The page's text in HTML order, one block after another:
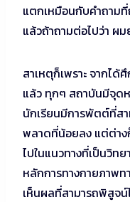
แตกเหมือนกับคำถามที่
แล้วถ้าถามต่อไปว่า ผ
สาเหตุก็เพราะ จากไ
แล้ว ทุกๆ สถาบันมีจุด
นักเรียนมีการพัตต์ที่ส
พลาดที่น้อยลง แต่ต่าง
ไปในแนวทางที่เป็นวิท
หลักการทางกายภาพท
เห็นผลที่สามารถพิสูจ